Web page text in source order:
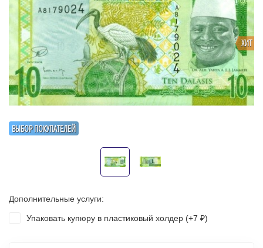
ВЫБОР ПОКУПАТЕЛЕЙ
ХИТ
Дополнительные услуги:
Упаковать купюру в пластиковый холдер (+7 ₽)